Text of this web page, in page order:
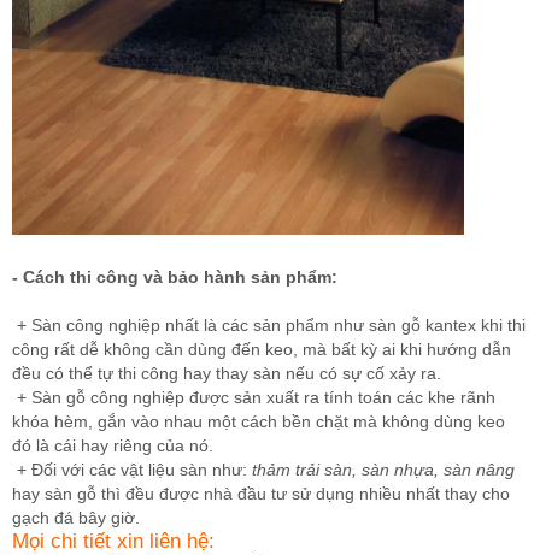
- Cách thi công và bảo hành sản phẩm:
+ Sàn công nghiệp nhất là các sản phẩm như sàn gỗ kantex khi thi
công rất dễ không cần dùng đến keo, mà bất kỳ ai khi hướng dẫn
đều có thể tự thi công hay thay sàn nếu có sự cố xảy ra.
+ Sàn gỗ công nghiệp được sản xuất ra tính toán các khe rãnh
khóa hèm, gắn vào nhau một cách bền chặt mà không dùng keo
đó là cái hay riêng của nó.
+ Đối với các vật liệu sàn như: thảm trải sàn, sàn nhựa, sàn nâng
hay sàn gỗ thì đều được nhà đầu tư sử dụng nhiều nhất thay cho
gạch đá bây giờ.
Mọi chi tiết xin liên hệ: